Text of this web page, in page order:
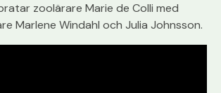
zoolärare Marie de Colli med
Marlene Windahl och Julia Johnsson.